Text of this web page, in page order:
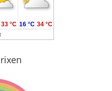
33 °C 16 °C 34 °C